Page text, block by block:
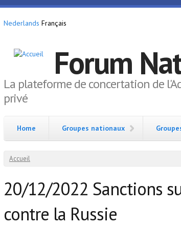
Nederlands Français
Forum
La plateforme de concertation de
privé
Home Groupes nationaux
Vous êtes ici
Accueil
20/12/2022 Sanctions
contre la Russie